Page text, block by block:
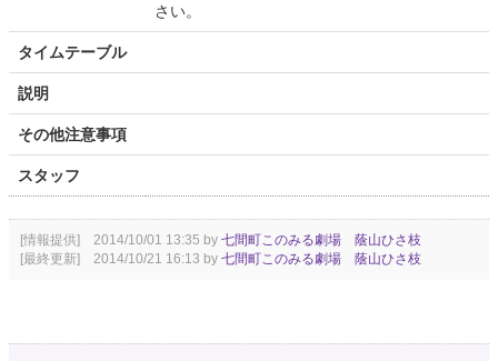
さい。
タイムテーブル
説明
その他注意事項
スタッフ
[情報提供] 2014/10/01 13:35 by 七間町このみる劇場 蔭山ひさ枝
[最終更新] 2014/10/21 16:13 by 七間町このみる劇場 蔭山ひさ枝